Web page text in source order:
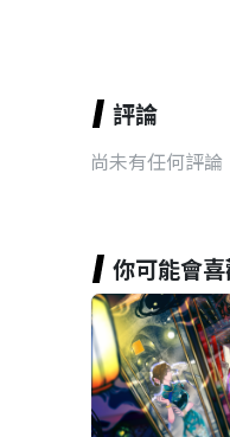
評論
尚未有任何評論
你可能會